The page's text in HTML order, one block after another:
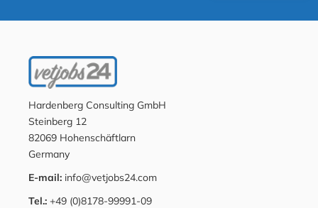
Hardenberg Consulting GmbH
Steinberg 12
82069 Hohenschäftlarn
Germany
E-mail: info@vetjobs24.com
Tel.: +49 (0)8178-99991-09